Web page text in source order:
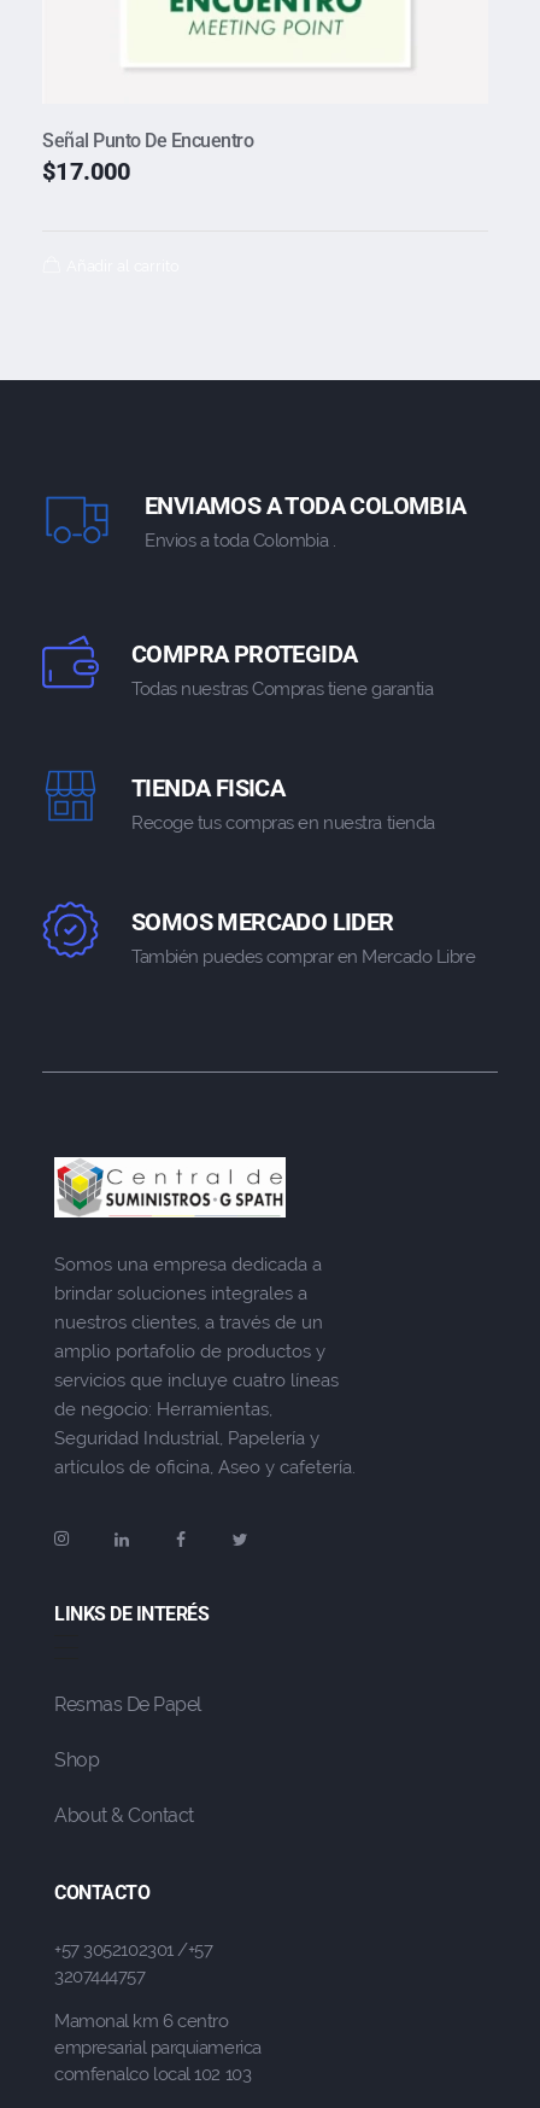
Señal Punto De Encuentro
$17.000
ENVIAMOS A TODA COLOMBIA
Envios a toda Colombia .
COMPRA PROTEGIDA
Todas nuestras Compras tiene garantia
TIENDA FISICA
Recoge tus compras en nuestra tienda
SOMOS MERCADO LIDER
También puedes comprar en Mercado Libre
Somos una empresa dedicada a
brindar soluciones integrales a
nuestros clientes, a través de un
amplio portafolio de productos y
servicios que incluye cuatro líneas
de negocio: Herramientas,
Seguridad Industrial, Papelería y
artículos de oficina, Aseo y cafetería.
LINKS DE INTERÉS
Resmas De Papel
Shop
About & Contact
CONTACTO
+57 3052102301 /+57
3207444757
Mamonal km 6 centro
empresarial parquiamerica
comfenalco local 102 103